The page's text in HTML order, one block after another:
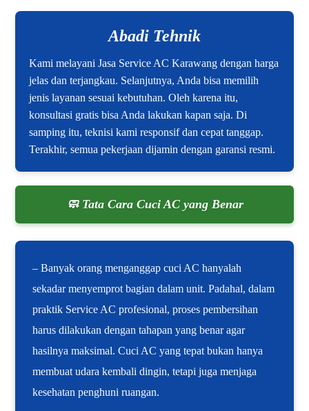
Abadi Tehnik
Kami melayani Jasa Service AC Karawang dengan harga
jelas dan terjangkau. Selanjutnya, Anda bisa memilih
jenis layanan sesuai kebutuhan. Oleh karena itu,
konsultasi gratis bisa Anda lakukan kapan saja. Di
samping itu, teknisi kami responsif dan cepat tanggap.
Terakhir, semua pekerjaan dijamin dengan garansi resmi.
🧼 Tata Cara Cuci AC yang Benar
– Banyak orang menganggap cuci AC hanyalah
sekadar menyemprot bagian dalam unit. Padahal, dalam
praktik Service AC profesional, proses pembersihan
harus dilakukan dengan tahapan yang benar agar
hasilnya maksimal. Cuci AC yang tepat bukan hanya
membuat udara kembali dingin, tetapi juga menjaga
kesehatan penghuni ruangan.